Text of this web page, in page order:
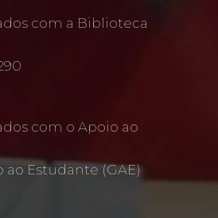
com a Biblioteca
com o Apoio ao
Estudante (GAE)